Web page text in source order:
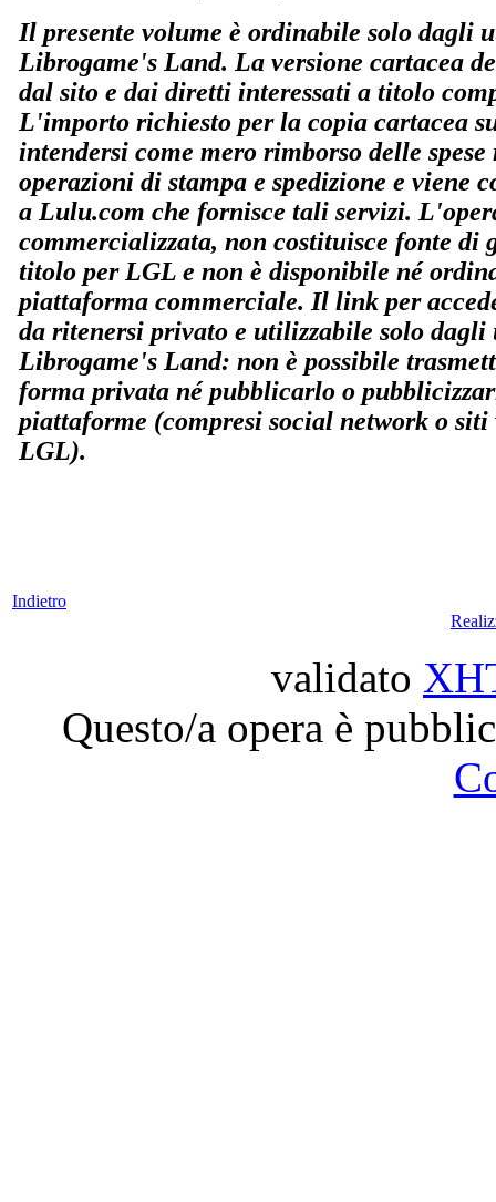
Il presente volume è ordinabile solo dagli
Librogame's Land. La versione cartacea
dal sito e dai diretti interessati a titolo
L'importo richiesto per la copia cartacea
intendersi come mero rimborso delle
operazioni di stampa e spedizione e viene
a Lulu.com che fornisce tali servizi.
commercializzata, non costituisce fonte di
titolo per LGL e non è disponibile né
piattaforma commerciale. Il link per
da ritenersi privato e utilizzabile solo
Librogame's Land: non è possibile
forma privata né pubblicarlo o
piattaforme (compresi social network o
LGL).
Indietro
validato
Questo/a opera è